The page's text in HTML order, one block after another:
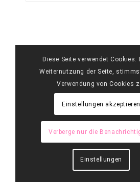
Diese Seite verwendet Cookies.
Weiternutzung der Seite,
Verwendung von Cookies
Einstellungen akzeptieren
Verberge nur die
Einstellungen